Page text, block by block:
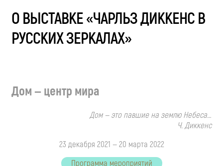
О ВЫСТАВКЕ «ЧАРЛЬЗ ДИККЕНС В
РУССКИХ ЗЕРКАЛАХ»
Дом — центр мира
Дом — это павшие на землю Небеса…
Ч. Диккенс
23 декабря 2021 — 20 марта 2022
Программа мероприятий